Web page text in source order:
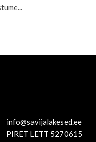
info@savijalakesed.ee
PIRET LETT 5270615